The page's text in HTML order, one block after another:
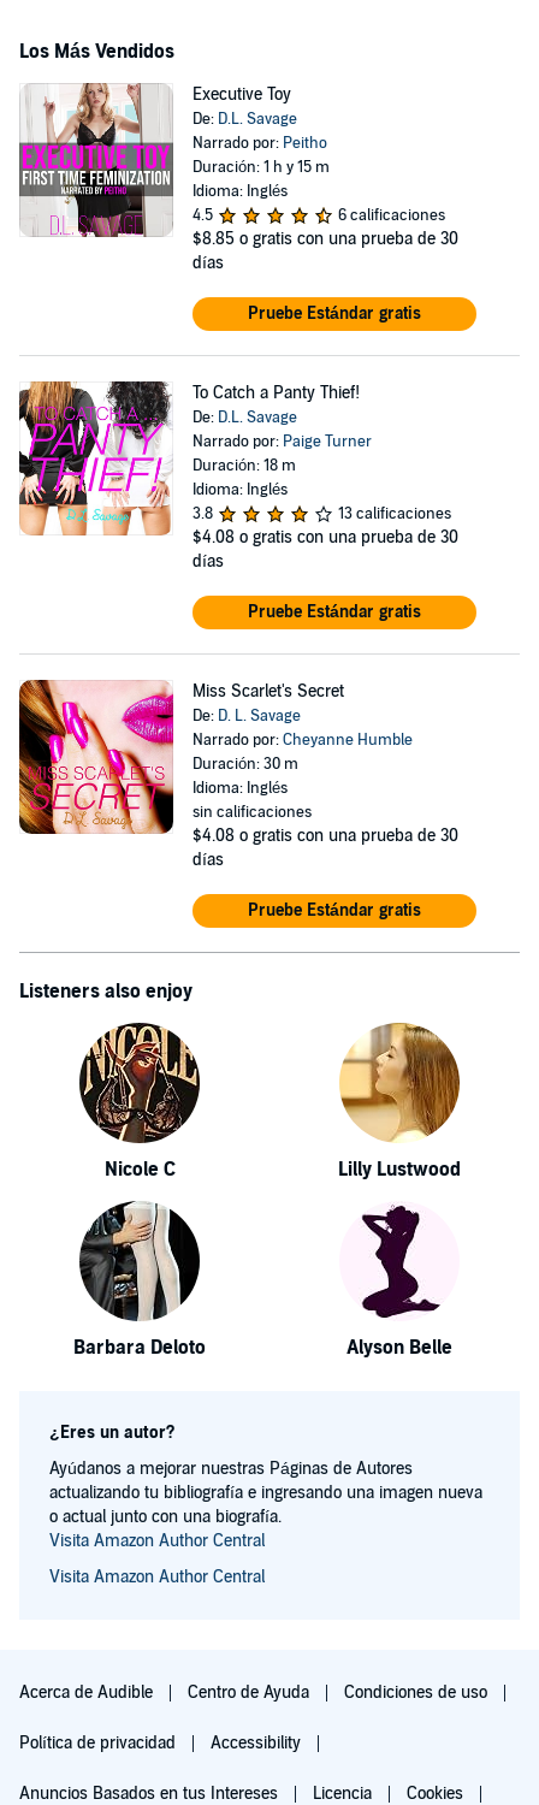
Los Más Vendidos
Executive Toy
De: D.L. Savage
Narrado por: Peitho
Duración: 1 h y 15 m
Idioma: Inglés
4.5
6 calificaciones
$8.85 o gratis con una prueba de 30
días
Pruebe Estándar gratis
To Catch a Panty Thief!
De: D.L. Savage
Narrado por: Paige Turner
Duración: 18 m
Idioma: Inglés
3.8
13 calificaciones
$4.08 o gratis con una prueba de 30
días
Pruebe Estándar gratis
Miss Scarlet's Secret
De: D. L. Savage
Narrado por:Cheyanne Humble
Duración: 30 m
Idioma: Inglés
sin calificaciones
$4.08 o gratis con una prueba de 30
días
Pruebe Estándar gratis
Listeners also enjoy
Nicole C Lilly Lustwood
Barbara Deloto Alyson Belle
¿Eres un autor?
Ayúdanos a mejorar nuestras Páginas de Autores
actualizando tu bibliografía e ingresando una imagen nueva
o actual junto con una biografía.
Visita Amazon Author Central
Visita Amazon Author Central
Acerca de Audible Centro de Ayuda Condiciones de uso
Política de privacidad Accessibility
Anuncios Basados en tus Intereses Licencia Cookies